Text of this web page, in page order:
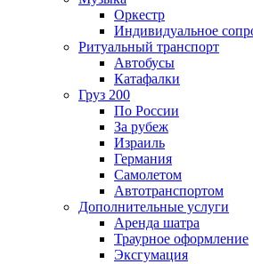
Оркестр
Индивидуальное
Ритуальный транспорт
Автобусы
Катафалки
Груз 200
По России
За рубеж
Израиль
Германия
Самолетом
Автотранспортом
Дополнительные услуги
Аренда шатра
Траурное оформление
Эксгумация